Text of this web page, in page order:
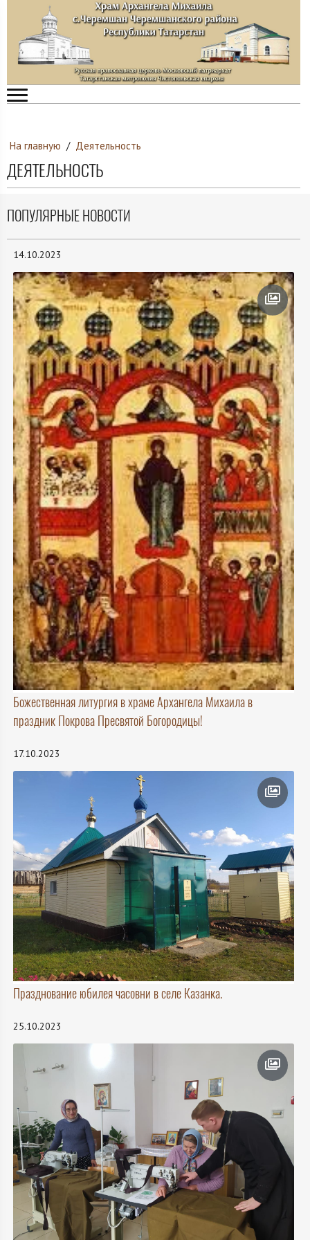
На главную / Деятельность
ДЕЯТЕЛЬНОСТЬ
ПОПУЛЯРНЫЕ НОВОСТИ
14.10.2023
Божественная литургия в храме Архангела Михаила в
праздник Покрова Пресвятой Богородицы!
17.10.2023
Празднование юбилея часовни в селе Казанка.
25.10.2023